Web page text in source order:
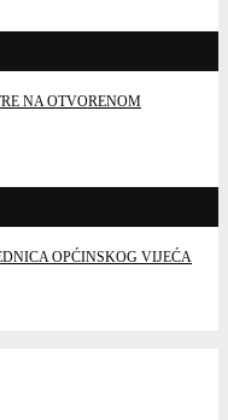
NA OTVORENOM
OPĆINSKOG VIJEĆA